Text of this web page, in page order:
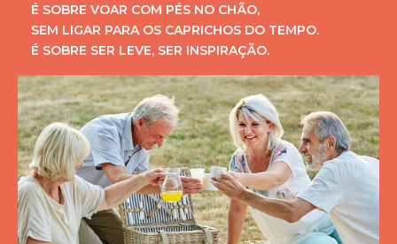
É SOBRE VOAR COM PÉS NO CHÃO,
SEM LIGAR PARA OS CAPRICHOS DO TEMPO.
É SOBRE SER LEVE, SER INSPIRAÇÃO.